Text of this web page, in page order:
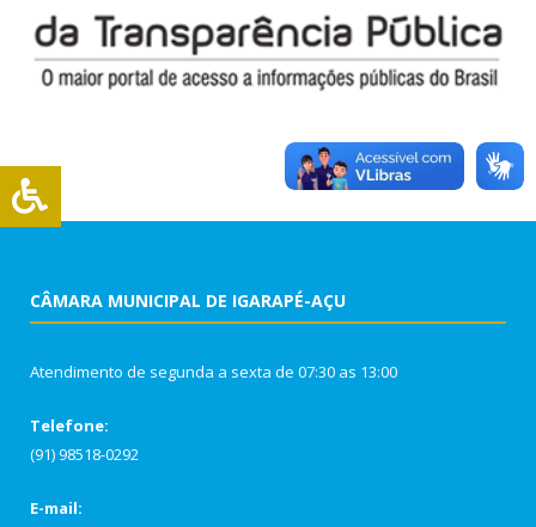
CÂMARA MUNICIPAL DE IGARAPÉ-AÇU
Atendimento de segunda a sexta de 07:30 as 13:00
Telefone:
(91) 98518-0292
E-mail: